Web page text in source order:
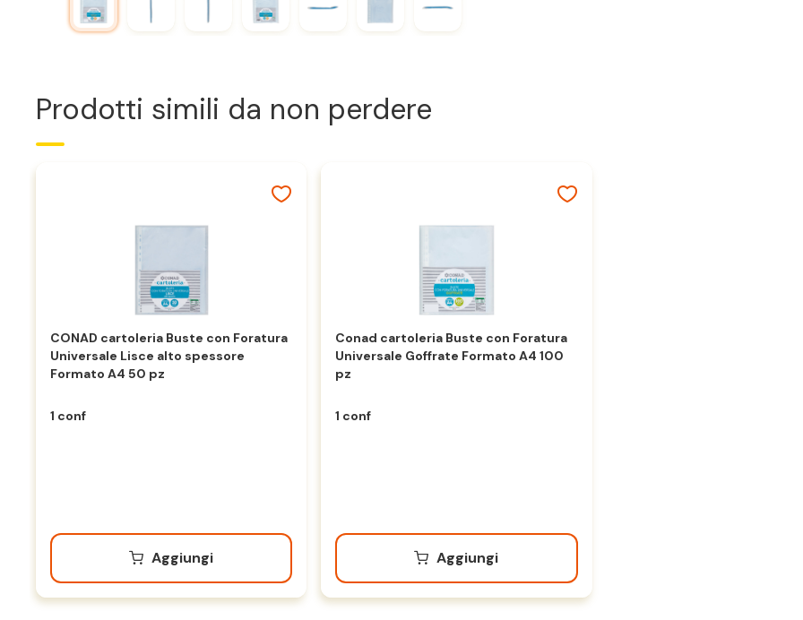
Prodotti simili da non perdere
CONAD cartoleria Buste con Foratura
Universale Lisce alto spessore
Formato A4 50 pz
1 conf
Aggiungi
Conad cartoleria Buste con Foratura
Universale Goffrate Formato A4 100
pz
1 conf
Aggiungi